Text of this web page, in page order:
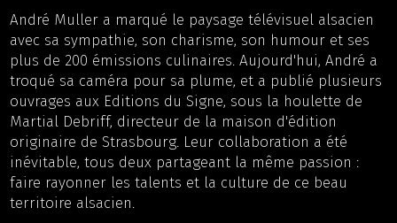
André Muller a marqué le paysage télévisuel alsacien
avec sa sympathie, son charisme, son humour et ses
plus de 200 émissions culinaires. Aujourd'hui, André a
troqué sa caméra pour sa plume, et a publié plusieurs
ouvrages aux Editions du Signe, sous la houlette de
Martial Debriff, directeur de la maison d'édition
originaire de Strasbourg. Leur collaboration a été
inévitable, tous deux partageant la même passion :
faire rayonner les talents et la culture de ce beau
territoire alsacien.